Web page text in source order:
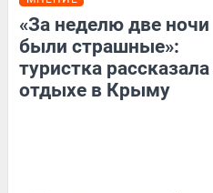
«За неделю две ночи
были страшные»:
туристка
отдыхе в Крыму